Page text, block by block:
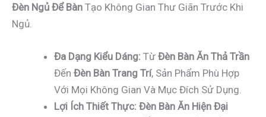
Đèn Ngủ Để Bàn Tạo Không Gian Thư Giãn Trước Khi
Ngủ.
Đa Dạng Kiểu Dáng: Từ Đèn Bàn Ăn Thả Trần
Đến Đèn Bàn Trang Trí, Sản Phẩm Phù Hợp
Với Mọi Không Gian Và Mục Đích Sử Dụng.
Lợi Ích Thiết Thực: Đèn Bàn Ăn Hiện Đại